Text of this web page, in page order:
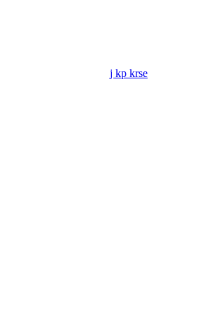
j kp krse